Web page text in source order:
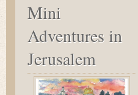
Mini
Adventures in
Jerusalem